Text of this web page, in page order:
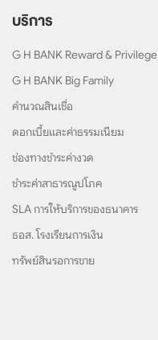
บริการ
G H BANK Reward & Privilege
G H BANK Big Family
คำนวณสินเชื่อ
ดอกเบี้ยและค่าธรรมเนียม
ช่องทางชำระค่างวด
ชำระค่าสาธารณูปโภค
SLA การให้บริการของธนาคาร
ธอส. โรงเรียนการเงิน
ทรัพย์สินรอการขาย